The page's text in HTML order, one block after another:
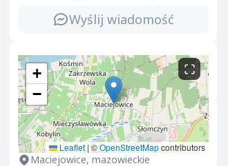
Wyślij wiadomość
+
−
Leaflet | ©OpenStreetMapcontributors
Maciejowice, mazowieckie